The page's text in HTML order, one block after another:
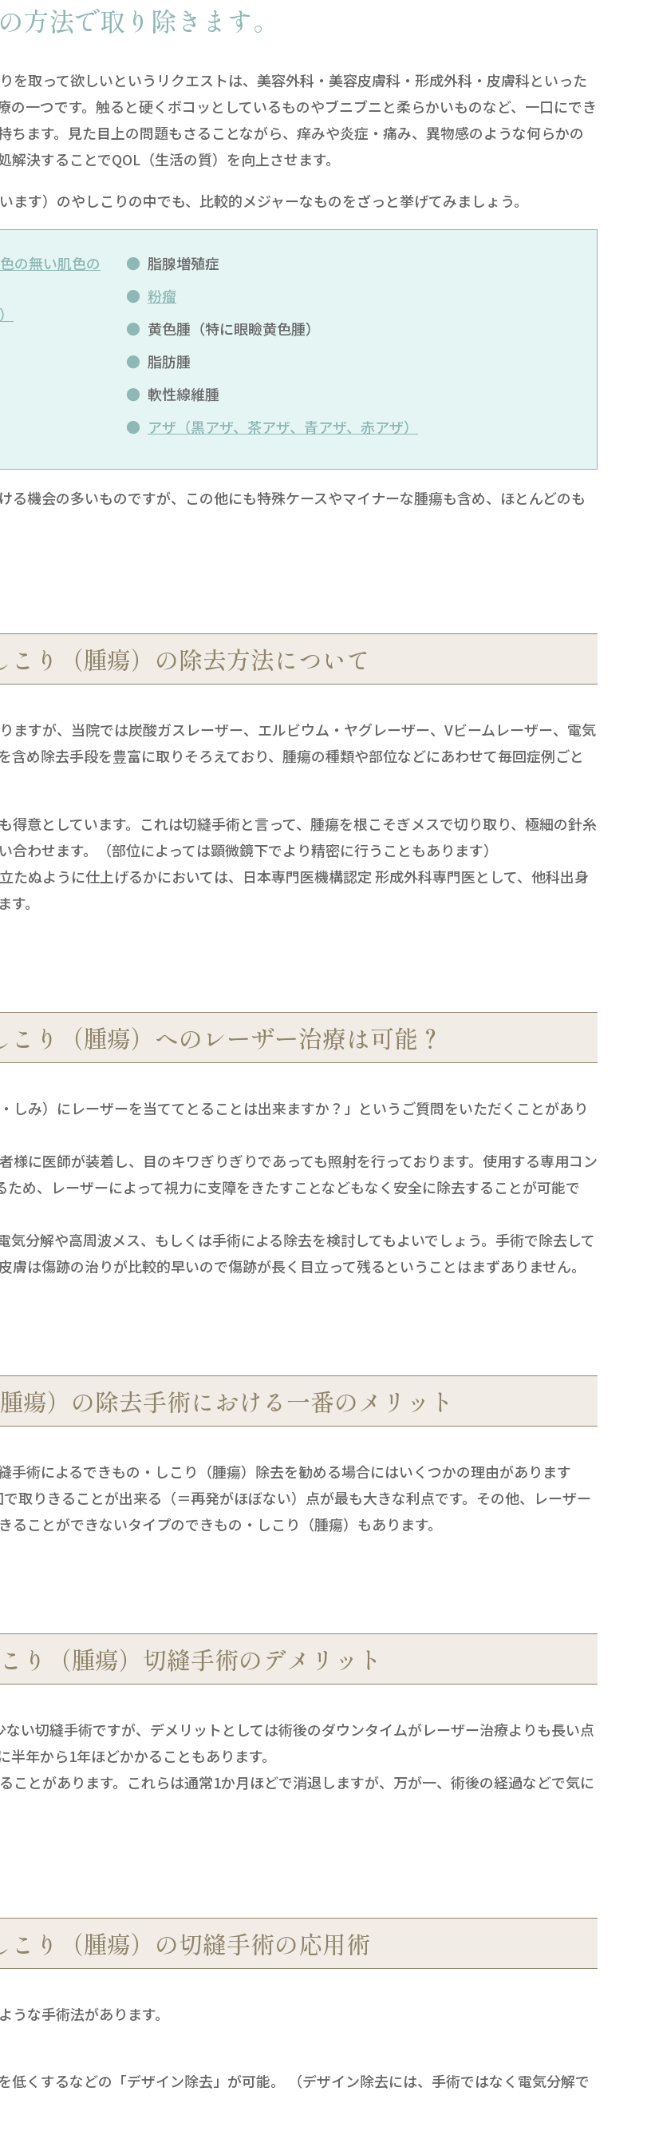
方法で取り除きます。
を取って欲しいというリクエストは、美容外科・美容皮膚科・形成外科・皮膚科といった
一つです。触ると硬くボコッとしているものやブニブニと柔らかいものなど、一口にでき
ます。見た目上の問題もさることながら、痒みや炎症・痛み、異物感のような何らかの
決することでQOL（生活の質）を向上させます。
す）のやしこりの中でも、比較的メジャーなものをざっと挙げてみましょう。
の無い肌色の
脂腺増殖症
粉瘤
黄色腫（特に眼瞼黄色腫）
脂肪腫
軟性線維腫
アザ（黒アザ、茶アザ、青アザ、赤アザ）
る機会の多いものですが、この他にも特殊ケースやマイナーな腫瘍も含め、ほとんどのも
こり（腫瘍）の除去方法について
ますが、当院では炭酸ガスレーザー、エルビウム・ヤグレーザー、Vビームレーザー、電気
め除去手段を豊富に取りそろえており、腫瘍の種類や部位などにあわせて毎回症例ごと
意としています。これは切縫手術と言って、腫瘍を根こそぎメスで切り取り、極細の針糸
わせます。（部位によっては顕微鏡下でより精密に行うこともあります）
ぬように仕上げるかにおいては、日本専門医機構認定 形成外科専門医として、他科出身
。
こり（腫瘍）へのレーザー治療は可能？
しみ）にレーザーを当ててとることは出来ますか？」というご質問をいただくことがあり
様に医師が装着し、目のキワぎりぎりであっても照射を行っております。使用する専用コン
め、レーザーによって視力に支障をきたすことなどもなく安全に除去することが可能で
分解や高周波メス、もしくは手術による除去を検討してもよいでしょう。手術で除去して
は傷跡の治りが比較的早いので傷跡が長く目立って残るということはまずありません。
瘍）の除去手術における一番のメリット
術によるできもの・しこり（腫瘍）除去を勧める場合にはいくつかの理由があります
取りきることが出来る（＝再発がほぼない）点が最も大きな利点です。その他、レーザー
ことができないタイプのできもの・しこり（腫瘍）もあります。
り（腫瘍）切縫手術のデメリット
い切縫手術ですが、デメリットとしては術後のダウンタイムがレーザー治療よりも長い点
年から1年ほどかかることもあります。
ことがあります。これらは通常1か月ほどで消退しますが、万が一、術後の経過などで気に
こり（腫瘍）の切縫手術の応用術
な手術法があります。
低くするなどの「デザイン除去」が可能。 （デザイン除去には、手術ではなく電気分解で